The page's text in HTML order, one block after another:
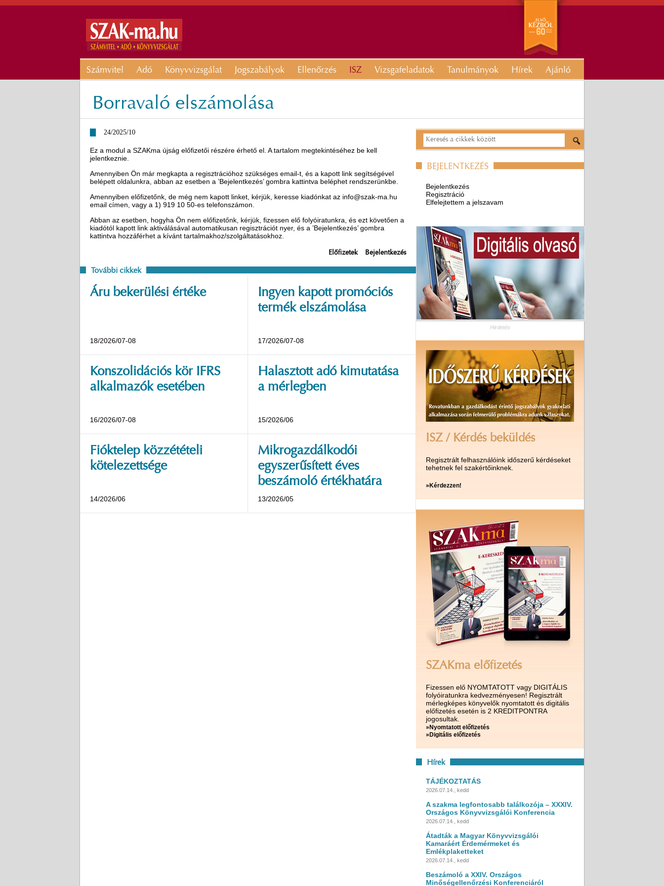
Számvitel Adó Könyvvizsgálat Jogszabályok Ellenőrzés ISZ Vizsgafeladatok Tanulmányok Hírek Ajánló
Borravaló elszámolása
24/2025/10
Ez a modul a SZAKma újság előfizetői részére érhető el. A tartalom megtekintéséhez be kell
jelentkeznie.
Amennyiben Ön már megkapta a regisztrációhoz szükséges email-t, és a kapott link segítségével
belépett oldalunkra, abban az esetben a ’Bejelentkezés’ gombra kattintva beléphet rendszerünkbe.
Amennyiben előfizetőnk, de még nem kapott linket, kérjük, keresse kiadónkat az info@szak-ma.hu
email címen, vagy a 1) 919 10 50-es telefonszámon.
Abban az esetben, hogyha Ön nem előfizetőnk, kérjük, fizessen elő folyóiratunkra, és ezt követően a
kiadótól kapott link aktiválásával automatikusan regisztrációt nyer, és a ’Bejelentkezés’ gombra
kattintva hozzáférhet a kívánt tartalmakhoz/szolgáltatásokhoz.
Bejelentkezés
Előfizetek
További cikkek
Áru bekerülési értéke
18/2026/07-08
Ingyen kapott promóciós
termék elszámolása
17/2026/07-08
Konszolidációs kör IFRS
alkalmazók esetében
16/2026/07-08
Halasztott adó kimutatása
a mérlegben
15/2026/06
Fióktelep közzétételi
kötelezettsége
14/2026/06
Mikrogazdálkodói
egyszerűsített éves
beszámoló értékhatára
13/2026/05
BEJELENTKEZÉS
Bejelentkezés
Regisztráció
Elfelejtettem a jelszavam
Hirdetés
ISZ / Kérdés beküldés
Regisztrált felhasználóink időszerű kérdéseket
tehetnek fel szakértőinknek.
»Kérdezzen!
SZAKma előfizetés
Fizessen elő NYOMTATOTT vagy DIGITÁLIS
folyóiratunkra kedvezményesen! Regisztrált
mérlegképes könyvelők nyomtatott és digitális
előfizetés esetén is 2 KREDITPONTRA
jogosultak.
»Nyomtatott előfizetés
»Digitális előfizetés
Hírek
TÁJÉKOZTATÁS
2026.07.14., kedd
A szakma legfontosabb találkozója – XXXIV.
Országos Könyvvizsgálói Konferencia
2026.07.14., kedd
Átadták a Magyar Könyvvizsgálói
Kamaráért Érdemérmeket és
Emlékplaketteket
2026.07.14., kedd
Beszámoló a XXIV. Országos
Minőségellenőrzési Konferenciáról